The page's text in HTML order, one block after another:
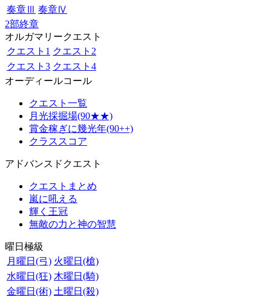
奏章Ⅲ 奏章Ⅳ
2部終章
オルガマリークエスト
クエスト1 クエスト2
クエスト3 クエスト4
オーディールコール
クエスト一覧
月光採掘場(90★★)
賞金稼ぎに幾光年(90++)
クラススコア
アドバンスドクエスト
クエストまとめ
嵐に吼える
輝く王冠
無敵の力と神の智慧
曜日極級
月曜日(弓) 火曜日(槍)
水曜日(狂) 木曜日(騎)
金曜日(術) 土曜日(殺)